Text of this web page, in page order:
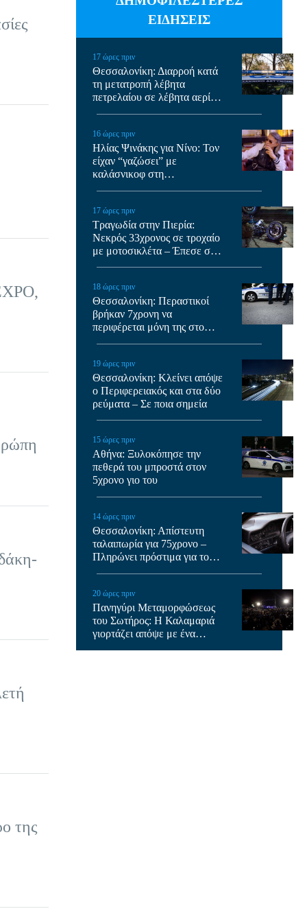
της
ΕΙΔΗΣΕΙΣ
17 ώρες πριν
Θεσσαλονίκη: Διαρροή κατά
τη μετατροπή λέβητα
πετρελαίου σε λέβητα αερίου
16 ώρες πριν
Ηλίας Ψινάκης για Νίνο: Τον
είχαν “γαζώσει” με
καλάσνικοφ στη
καιρό, έτρεχε στις εκκλησίες
17 ώρες πριν
Τραγωδία στην Πιερία:
Νεκρός 33χρονος σε τροχαίο
με μοτοσικλέτα – Έπεσε σε
18 ώρες πριν
Θεσσαλονίκη: Περαστικοί
βρήκαν 7χρονη να
περιφέρεται μόνη της στο
19 ώρες πριν
Θεσσαλονίκη: Κλείνει απόψε
ο Περιφερειακός και στα δύο
ρεύματα – Σε ποια σημεία
15 ώρες πριν
Αθήνα: Ξυλοκόπησε την
πεθερά του μπροστά στον
5χρονο γιο του
14 ώρες πριν
Θεσσαλονίκη: Απίστευτη
ταλαιπωρία για 75χρονο –
Πληρώνει πρόστιμα για το
20 ώρες πριν
Πανηγύρι Μεταμορφώσεως
του Σωτήρος: Η Καλαμαριά
γιορτάζει απόψε με ένα